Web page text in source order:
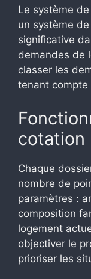
Le système
un système
significative
demandes de
classer les
tenant compte
cotation
Chaque
nombre de
paramètres :
composition
logement
objectiver le
prioriser les